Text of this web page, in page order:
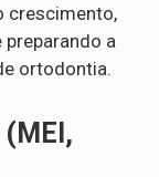
crescimento,
a
ortodontia.